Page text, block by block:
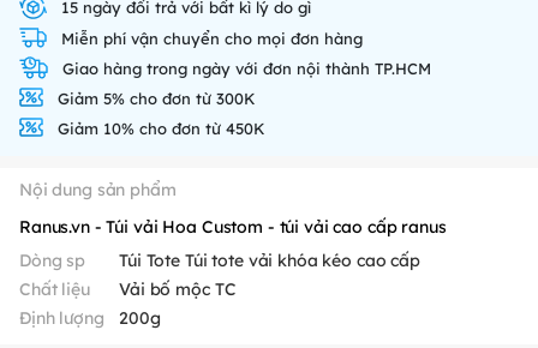
15 ngày đổi trả với bất kì lý do gì
Miễn phí vận chuyển cho mọi đơn hàng
Giao hàng trong ngày với đơn nội thành TP.HCM
Giảm 5% cho đơn từ 300K
Giảm 10% cho đơn từ 450K
Nội dung sản phẩm
Ranus.vn - Túi vải Hoa Custom - túi vải cao cấp ranus
Dòng sp
Túi Tote Túi tote vải khóa kéo cao cấp
Chất liệu
Vải bố mộc TC
Định lượng
200g